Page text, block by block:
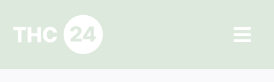
springen
Ratgeber